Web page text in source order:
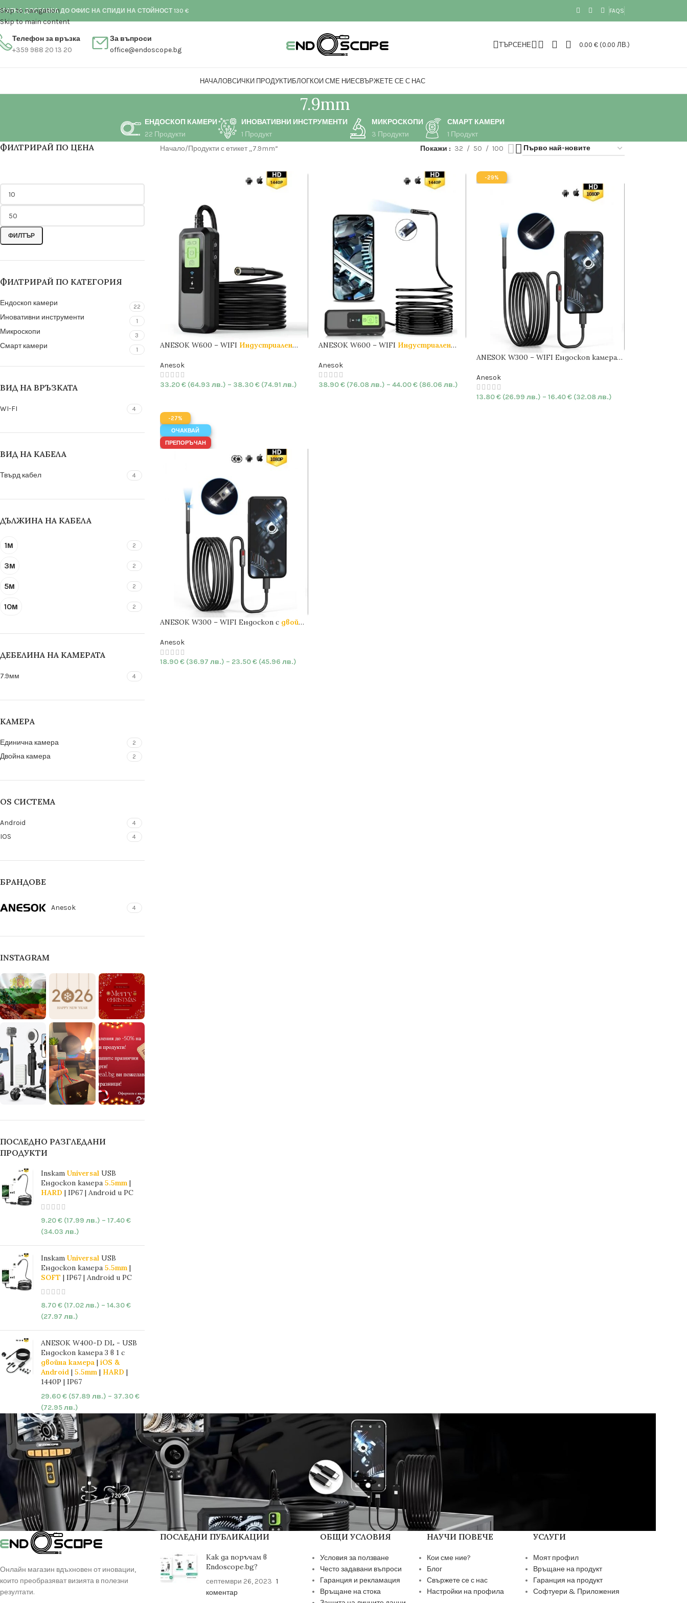
Skip to navigation
Skip to main content
ДОСТАВКА ДО ОФИС НА СПИДИ НА СТОЙНОСТ 130 € FAQS
Телефон за връзка
+359 988 20 13 20
За въпроси
office@endoscope.bg
ТЪРСЕНЕ 0.00 € (0.00 ЛВ.)
НАЧАЛОВСИЧКИ ПРОДУКТИБЛОГКОИ СМЕ НИЕСВЪРЖЕТЕ СЕ С НАС
7.9mm
ЕНДОСКОП КАМЕРИ
22 Продукти
ИНОВАТИВНИ ИНСТРУМЕНТИ
1 Продукт
МИКРОСКОПИ
3 Продукти
СМАРТ КАМЕРИ
1 Продукт
ФИЛТРИРАЙ ПО ЦЕНА
ФИЛТЪР
ФИЛТРИРАЙ ПО КАТЕГОРИЯ
Ендоскоп камери 22
Иновативни инструменти 1
Микроскопи 3
Смарт камери 1
ВИД НА ВРЪЗКАТА
WI-FI 4
ВИД НА КАБЕЛА
Твърд кабел 4
ДЪЛЖИНА НА КАБЕЛА
1м 2
3м 2
5м 2
10м 2
ДЕБЕЛИНА НА КАМЕРАТА
7.9мм 4
КАМЕРА
Единична камера 2
Двойна камера 2
OS СИСТЕМА
Android 4
IOS 4
БРАНДОВЕ
Anesok 4
INSTAGRAM
ПОСЛЕДНО РАЗГЛЕДАНИ
ПРОДУКТИ
Inskam Universal USB
Ендоскоп камера 5.5mm |
HARD | IP67 | Android и PC
9.20€ (17.99 лв.) – 17.40€
(34.03 лв.)
Inskam Universal USB
Ендоскоп камера 5.5mm |
SOFT | IP67 | Android и PC
8.70€ (17.02 лв.) – 14.30€
(27.97 лв.)
ANESOK W400-D DL - USB
Ендоскоп камера 3 в 1 с
двойна камера | iOS &
Android | 5.5mm | HARD |
1440P | IP67
29.60€ (57.89 лв.) – 37.30€
(72.95 лв.)
Начало Продукти с етикет „7.9mm“ Покажи 32 50 100
ANESOK W600 – WIFI Индустриален
HARD| 1440p | IP67
Anesok
33.20€(64.93 лв.) – 38.30€(74.91 лв.)
ANESOK W600 – WIFI Индустриален
HARD| 1440p | IP67
Anesok
38.90€(76.08 лв.) – 44.00€(86.06 лв.)
-29%
ANESOK W300 – WIFI Ендоскоп камера
Anesok
13.80€ (26.99 лв.) – 16.40€ (32.08 лв.)
-27%
ОЧАКВАЙ
ПРЕПОРЪЧАН
ANESOK W300 – WIFI Ендоскоп с двойна
Anesok
18.90€(36.97 лв.) – 23.50€(45.96 лв.)
Онлайн магазин вдъхновен от иновации,
които преобразяват визията в полезни
резултати.
ПОСЛЕДНИ ПУБЛИКАЦИИ
Как да поръчам в
Endoscope.bg?
септември 26, 2023 1
коментар
ОБЩИ УСЛОВИЯ
Условия за ползване
Често задавани въпроси
Гаранция и рекламация
Връщане на стока
НАУЧИ ПОВЕЧЕ
Кои сме ние?
Блог
Свържете се с нас
Настройки на профила
УСЛУГИ
Моят профил
Връщане на продукт
Гаранция на продукт
Софтуери & Приложения